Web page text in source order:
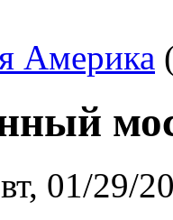
Америка
01/29/